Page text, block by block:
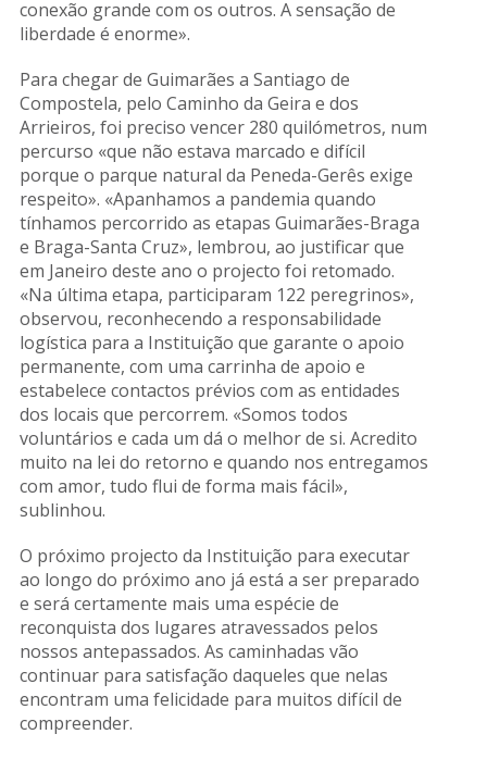
conexão grande com os outros. A sensação de
liberdade é enorme».
Para chegar de Guimarães a Santiago de
Compostela, pelo Caminho da Geira e dos
Arrieiros, foi preciso vencer 280 quilómetros, num
percurso «que não estava marcado e difícil
porque o parque natural da Peneda-Gerês exige
respeito». «Apanhamos a pandemia quando
tínhamos percorrido as etapas Guimarães-Braga
e Braga-Santa Cruz», lembrou, ao justificar que
em Janeiro deste ano o projecto foi retomado.
«Na última etapa, participaram 122 peregrinos»,
observou, reconhecendo a responsabilidade
logística para a Instituição que garante o apoio
permanente, com uma carrinha de apoio e
estabelece contactos prévios com as entidades
dos locais que percorrem. «Somos todos
voluntários e cada um dá o melhor de si. Acredito
muito na lei do retorno e quando nos entregamos
com amor, tudo flui de forma mais fácil»,
sublinhou.
O próximo projecto da Instituição para executar
ao longo do próximo ano já está a ser preparado
e será certamente mais uma espécie de
reconquista dos lugares atravessados pelos
nossos antepassados. As caminhadas vão
continuar para satisfação daqueles que nelas
encontram uma felicidade para muitos difícil de
compreender.